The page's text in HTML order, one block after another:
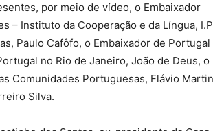
por meio de vídeo, o Embaixador
– Instituto da Cooperação e da Língua,
Paulo Cafôfo, o Embaixador de Portugal
no Rio de Janeiro, João de Deus, o
Comunidades Portuguesas, Flávio
Silva.